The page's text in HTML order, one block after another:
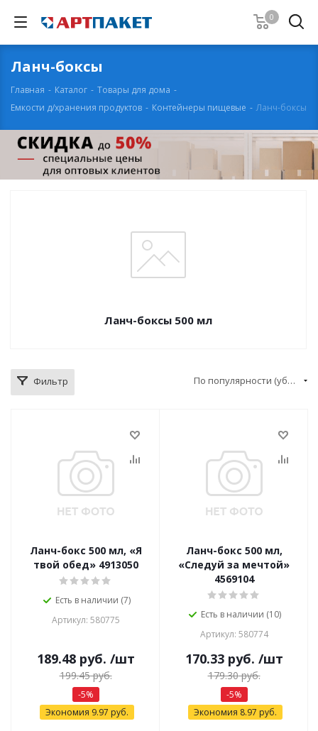
0
Ланч-боксы
Главная - Каталог - Товары для дома -
Емкости д/хранения продуктов - Контейнеры пищевые - Ланч-боксы
Ланч-боксы 500 мл
Фильтр По популярности (убывание)
Ланч-бокс 500 мл, «Я
твой обед» 4913050
Есть в наличии (7)
Артикул: 580775
189.48руб. /шт
199.45руб.
-5%
Экономия 9.97 руб.
Ланч-бокс 500 мл,
«Следуй за мечтой»
4569104
Есть в наличии (10)
Артикул: 580774
170.33руб. /шт
179.30руб.
-5%
Экономия 8.97 руб.